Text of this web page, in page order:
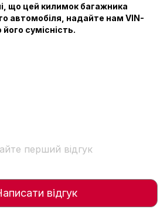
що цей килимок багажника
автомобіля, надайте нам VIN-
сумісність.
перший відгук
відгук